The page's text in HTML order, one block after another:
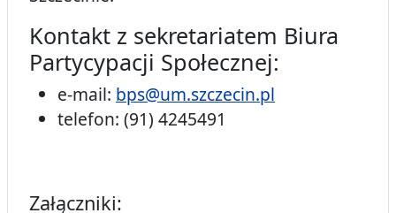
Kontakt z sekretariatem Biura
Partycypacji Społecznej:
e-mail: bps@um.szczecin.pl
telefon: (91) 4245491
Załączniki: